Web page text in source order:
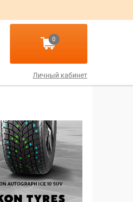
0
Личный кабинет